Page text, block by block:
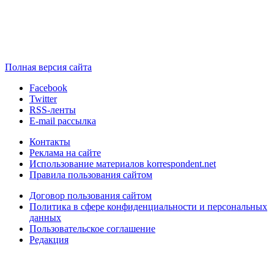
Полная версия сайта
Facebook
Twitter
RSS-ленты
E-mail рассылка
Контакты
Реклама на сайте
Использование материалов korrespondent.net
Правила пользования сайтом
Договор пользования сайтом
Политика в сфере конфиденциальности и персональных
данных
Пользовательское соглашение
Редакция